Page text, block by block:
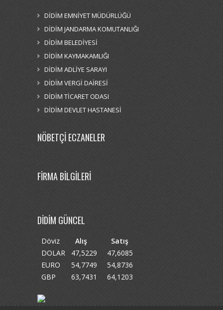
DİDİM EMNİYET MÜDÜRLÜĞÜ
DİDİM JANDARMA KOMUTANLIĞI
DİDİM BELEDİYESİ
DİDİM KAYMAKAMLIĞI
DİDİM ADLİYE SARAYI
DİDİM VERGİ DAİRESİ
DİDİM TİCARET ODASI
DİDİM DEVLET HASTANESİ
NÖBETÇİ ECZANELER
FİRMA BİLGİLERİ
DİDİM GÜNCEL
Döviz Alış
Satış
DOLAR
47,5229
47,6085
EURO
54,7749
54,8736
GBP
63,7431 64,1203